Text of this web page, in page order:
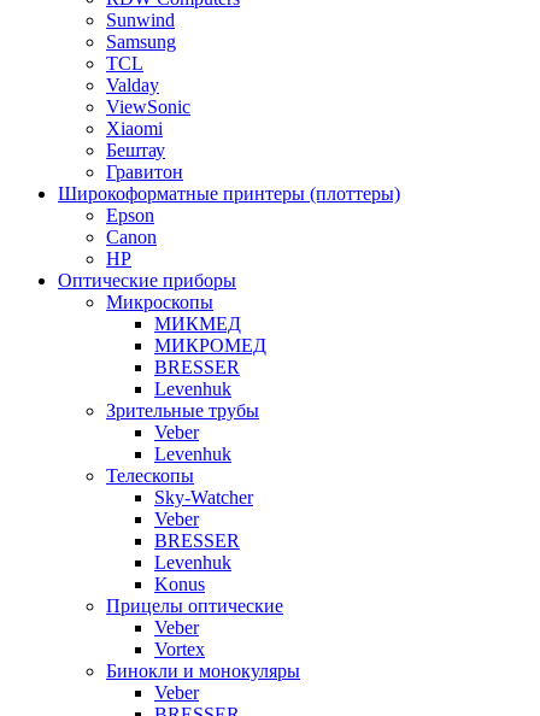
Sunwind
Samsung
TCL
Valday
ViewSonic
Xiaomi
Бештау
Гравитон
Широкоформатные принтеры (плоттеры)
Epson
Canon
HP
Оптические приборы
Микроскопы
МИКМЕД
МИКРОМЕД
BRESSER
Levenhuk
Зрительные трубы
Veber
Levenhuk
Телескопы
Sky-Watcher
Veber
BRESSER
Levenhuk
Konus
Прицелы оптические
Veber
Vortex
Бинокли и монокуляры
Veber